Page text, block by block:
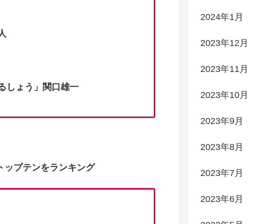
しょう」関口雄一
ップテンをランキング
2024年1月
2023年12月
2023年11月
2023年10月
2023年9月
2023年8月
2023年7月
2023年6月